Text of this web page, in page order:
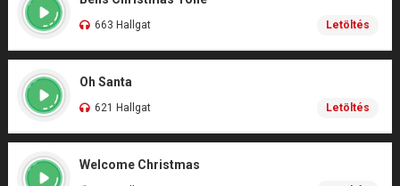
663 Hallgat Letöltés
Oh Santa
621 Hallgat Letöltés
Welcome Christmas